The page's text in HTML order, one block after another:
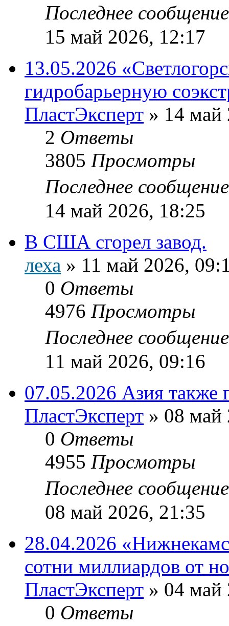
Последнее
15 май 2026, 12:17
13.05.2026
гидробарьерную
ПластЭксперт » 14 май
2 Ответы
3805 Просмотры
Последнее
14 май 2026, 18:25
В США сгорел завод.
леха » 11 май 2026,
0 Ответы
4976 Просмотры
Последнее
11 май 2026, 09:16
07.05.2026 Азия также
ПластЭксперт » 08 май
0 Ответы
4955 Просмотры
Последнее
08 май 2026, 21:35
28.04.2026
сотни миллиардов от
ПластЭксперт » 04 май
0 Ответы